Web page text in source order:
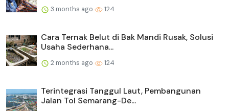
3 months ago 124
Cara Ternak Belut di Bak Mandi Rusak, Solusi
Usaha Sederhana...
2 months ago 124
Terintegrasi Tanggul Laut, Pembangunan
Jalan Tol Semarang-De...